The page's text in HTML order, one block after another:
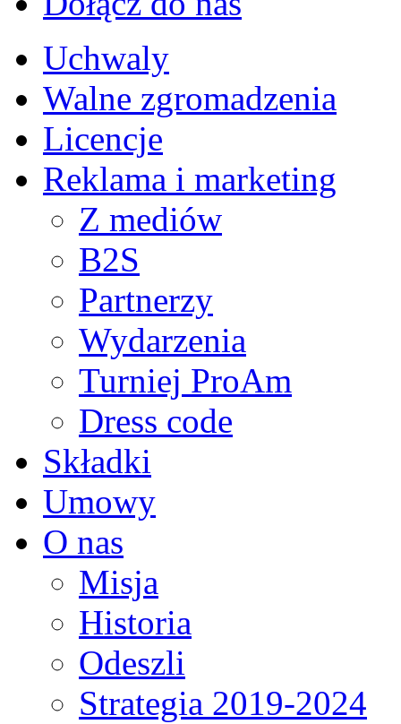
Uchwaly
Walne zgromadzenia
Licencje
Reklama i marketing
Z mediów
B2S
Partnerzy
Wydarzenia
Turniej ProAm
Dress code
Składki
Umowy
O nas
Misja
Historia
Odeszli
Strategia 2019-2024